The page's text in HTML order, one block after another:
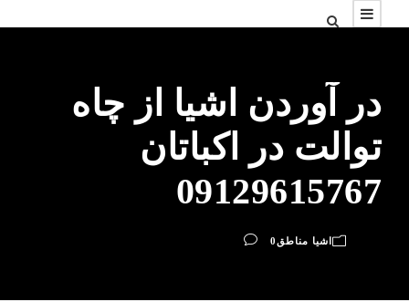
در آوردن اشیا از چاه
توالت در اکباتان
09129615767
اشیا مناطق 0